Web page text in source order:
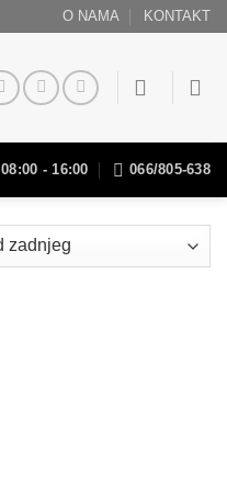
O NAMA KONTAKT
08:00 - 16:00 066/805-638